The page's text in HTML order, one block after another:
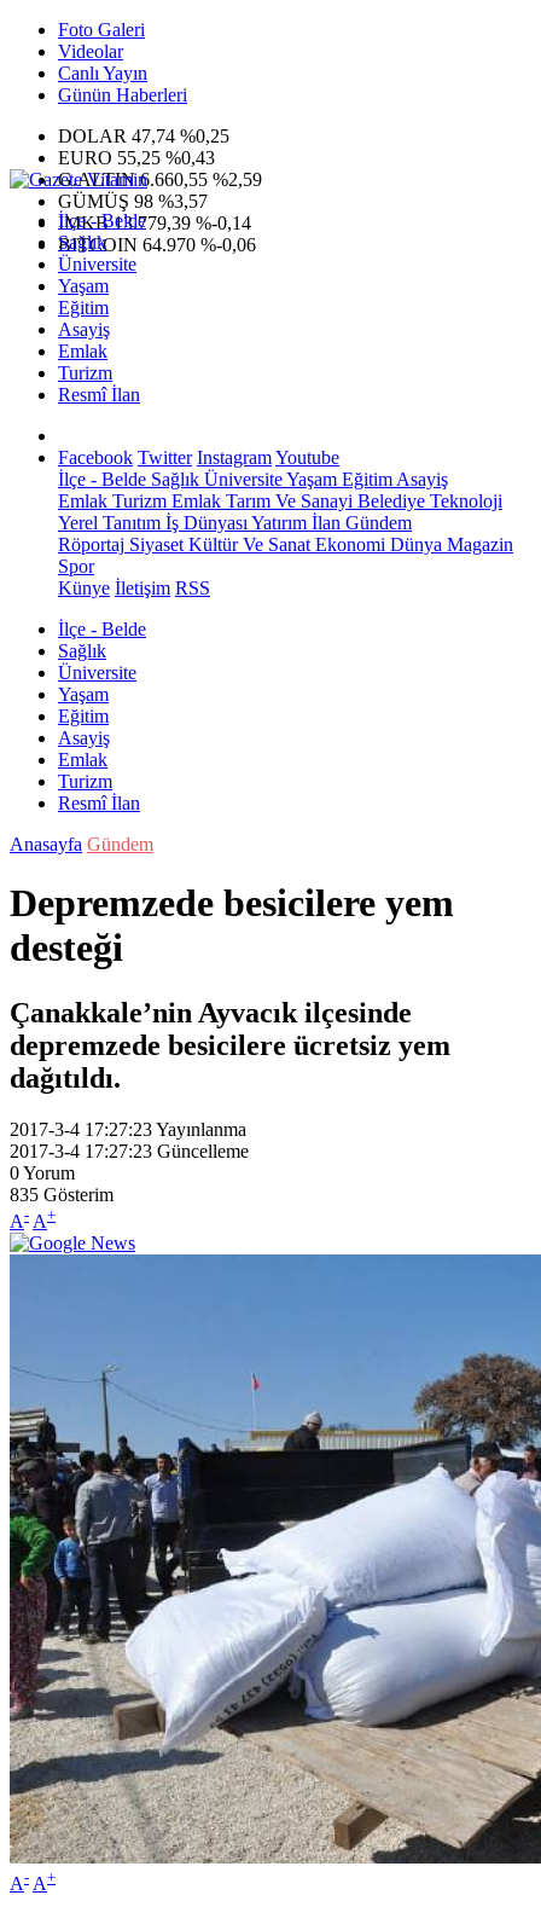
Foto Galeri
Videolar
Canlı Yayın
Günün Haberleri
DOLAR 47,74 %0,25
EURO 55,25 %0,43
G.ALTIN6.660,55 %2,59
GÜMÜŞ 98 %3,57
IMKB13.779,39 %-0,14
BITCOIN 64.970 %-0,06
İlçe - Belde
Sağlık
Üniversite
Yaşam
Eğitim
Asayiş
Emlak
Turizm
Resmî İlan
Facebook Twitter InstagramYoutube
İlçe - Belde Sağlık ÜniversiteYaşam Eğitim Asayiş
Emlak Turizm Emlak Tarım Ve Sanayi Belediye Teknoloji
Yerel Tanıtım İş Dünyası Yatırım İlan Gündem
Röportaj Siyaset Kültür Ve Sanat Ekonomi Dünya Magazin
Spor
Künye İletişim RSS
İlçe - Belde
Sağlık
Üniversite
Yaşam
Eğitim
Asayiş
Emlak
Turizm
Resmî İlan
Anasayfa Gündem
Depremzede besicilere yem
desteği
Çanakkale’nin Ayvacık ilçesinde
depremzede besicilere ücretsiz yem
dağıtıldı.
2017-3-4 17:27:23Yayınlanma
2017-3-4 17:27:23 Güncelleme
0Yorum
835 Gösterim
A- A+
A- A+